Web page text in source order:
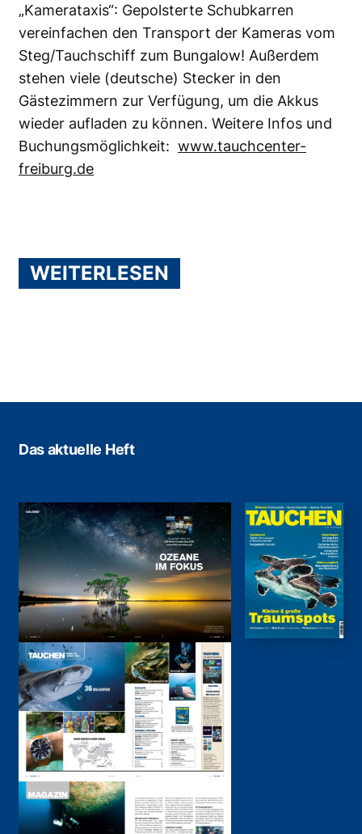
„Kamerataxis“: Gepolsterte Schubkarren
vereinfachen den Transport der Kameras vom
Steg/Tauchschiff zum Bungalow! Außerdem
stehen viele (deutsche) Stecker in den
Gästezimmern zur Verfügung, um die Akkus
wieder aufladen zu können. Weitere Infos und
Buchungsmöglichkeit: www.tauchcenter-
freiburg.de
WEITERLESEN
Das aktuelle Heft